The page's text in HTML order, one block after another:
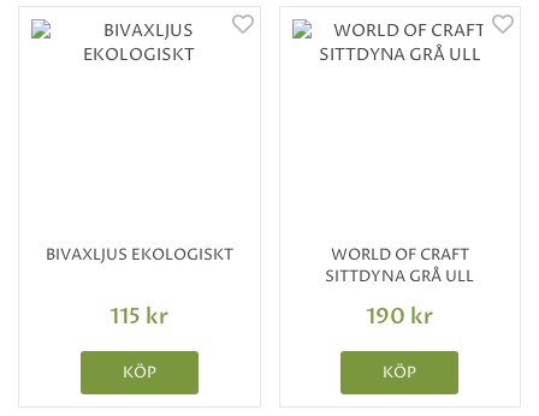
BIVAXLJUS EKOLOGISKT
115 kr
KÖP
WORLD OF CRAFT
SITTDYNA GRÅ ULL
190 kr
KÖP